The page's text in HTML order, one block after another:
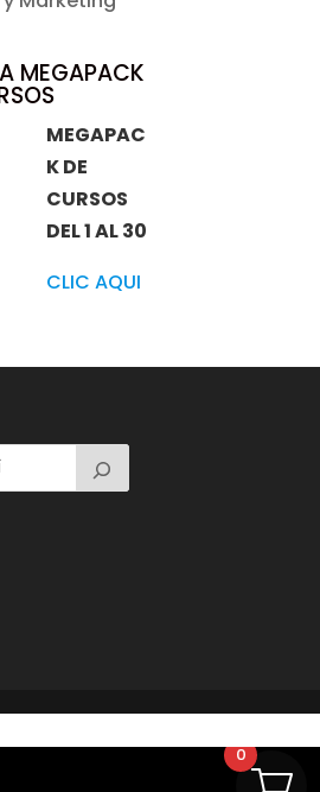
MEGAPACK
MEGAPAC
K DE
CURSOS
DEL 1 AL 30
CLIC AQUI
0